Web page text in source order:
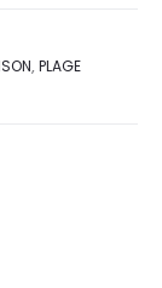
, PLAGE